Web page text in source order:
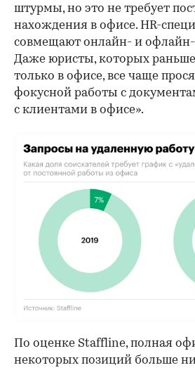
штурмы, но это не требует
нахождения в офисе. HR-
совмещают онлайн- и офлайн-
Даже юристы, которых раньше
только в офисе, все чаще
фокусной работы с
с клиентами в офисе».
По оценке Staffline, полная
некоторых позиций больше